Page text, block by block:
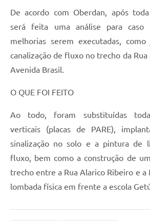
De acordo com Oberdan, após
será feita uma análise para caso
melhorias serem executadas,
canalização de fluxo no trecho da Rua
Avenida Brasil.
O QUE FOI FEITO
Ao todo, foram substituídas
verticais (placas de PARE),
sinalização no solo e a pintura de
fluxo, bem como a construção de
trecho entre a Rua Alarico Ribeiro e a
lombada física em frente a escola